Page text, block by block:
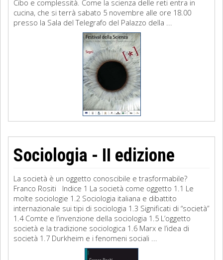
Cibo e complessità. Come la scienza delle reti entra in
cucina, che si terrà sabato 5 novembre alle ore 18.00
presso la Sala del Telegrafo del Palazzo della ...
Sociologia - II edizione
La società è un oggetto conoscibile e trasformabile?
Franco Rositi Indice 1 La società come oggetto 1.1 Le
molte sociologie 1.2 Sociologia italiana e dibattito
internazionale sui tipi di sociologia 1.3 Significati di “società”
1.4 Comte e l’invenzione della sociologia 1.5 L’oggetto
società e la tradizione sociologica 1.6 Marx e l’idea di
società 1.7 Durkheim e i fenomeni sociali ...